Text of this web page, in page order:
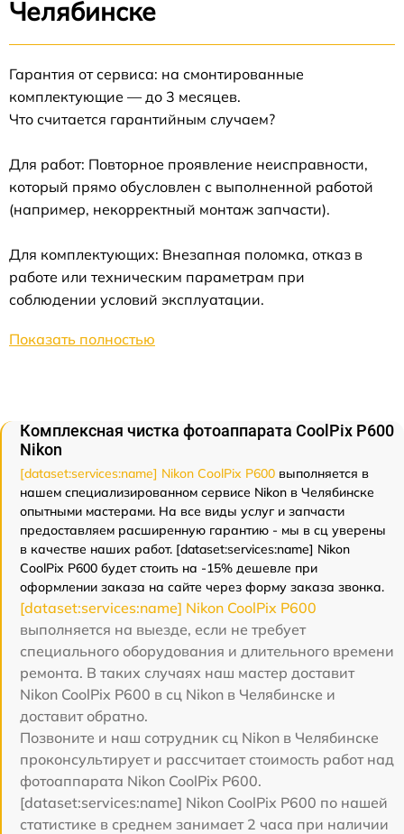
Челябинске
Гарантия от сервиса: на смонтированные
комплектующие — до 3 месяцев.
Что считается гарантийным случаем?
Для работ: Повторное проявление неисправности,
который прямо обусловлен с выполненной работой
(например, некорректный монтаж запчасти).
Для комплектующих: Внезапная поломка, отказ в
работе или техническим параметрам при
соблюдении условий эксплуатации.
Показать полностью
Комплексная чистка фотоаппарата CoolPix P600
Nikon
[dataset:services:name] Nikon CoolPix P600 выполняется в
нашем специализированном сервисе Nikon в Челябинске
опытными мастерами. На все виды услуг и запчасти
предоставляем расширенную гарантию - мы в сц уверены
в качестве наших работ. [dataset:services:name] Nikon
CoolPix P600 будет стоить на -15% дешевле при
оформлении заказа на сайте через форму заказа звонка.
[dataset:services:name] Nikon CoolPix P600
выполняется на выезде, если не требует
специального оборудования и длительного времени
ремонта. В таких случаях наш мастер доставит
Nikon CoolPix P600 в сц Nikon в Челябинске и
доставит обратно.
Позвоните и наш сотрудник сц Nikon в Челябинске
проконсультирует и рассчитает стоимость работ над
фотоаппарата Nikon CoolPix P600.
[dataset:services:name] Nikon CoolPix P600 по нашей
статистике в среднем занимает 2 часа при наличии